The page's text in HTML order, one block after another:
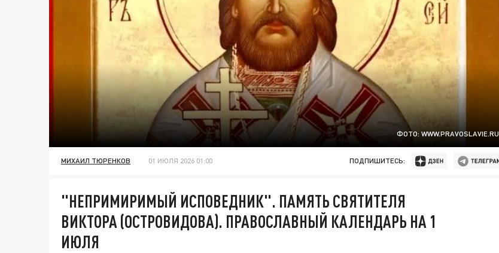
ФОТО: WWW.PRAVOSLAVIE.RU
МИХАИЛ ТЮРЕНКОВ 01 ИЮЛЯ 2026 01:00 ПОДПИШИТЕСЬ:
"НЕПРИМИРИМЫЙ ИСПОВЕДНИК". ПАМЯТЬ СВЯТИТЕЛЯ
ВИКТОРА (ОСТРОВИДОВА). ПРАВОСЛАВНЫЙ КАЛЕНДАРЬ НА 1
ИЮЛЯ